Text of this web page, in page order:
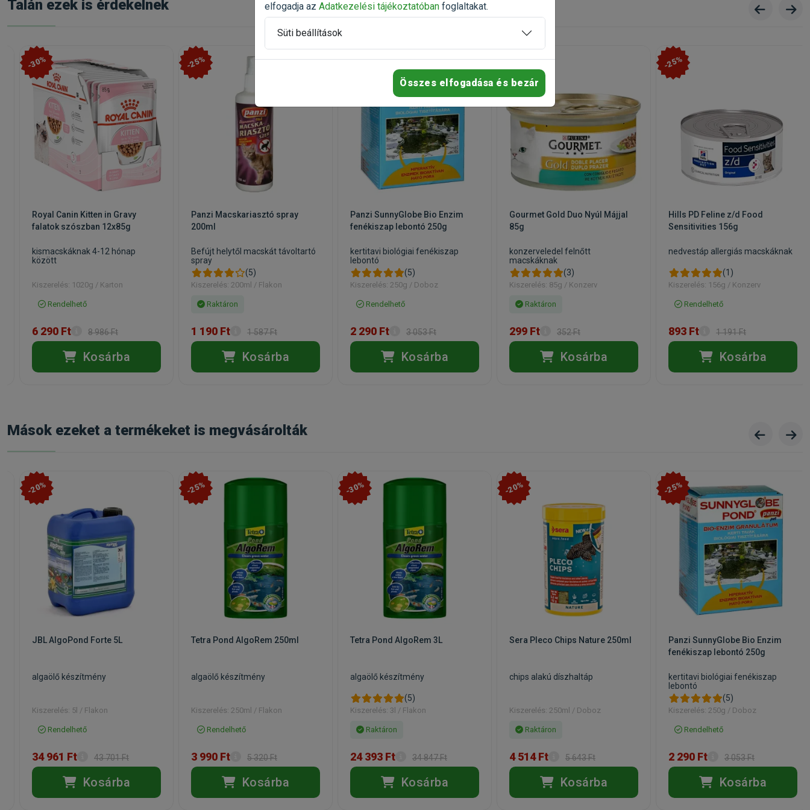
Talán ezek is érdekelnek
-30%
Royal Canin Kitten in Gravy
falatok szószban 12x85g
kismacskáknak 4-12 hónap
között
Kiszerelés: 1020g / Karton
Rendelhető
6 290 Ft 8 986 Ft
Kosárba
-25%
Panzi Macskariasztó spray
200ml
Befújt helytől macskát távoltartó
spray
(5)
Kiszerelés: 200ml / Flakon
Raktáron
1 190 Ft 1 587 Ft
Kosárba
-25%
Panzi SunnyGlobe Bio Enzim
fenékiszap lebontó 250g
kertitavi biológiai fenékiszap
lebontó
(5)
Kiszerelés: 250g / Doboz
Rendelhető
2 290 Ft 3 053 Ft
Kosárba
-15%
Gourmet Gold Duo Nyúl Májjal
85g
konzerveledel felnőtt
macskáknak
(3)
Kiszerelés: 85g / Konzerv
Raktáron
299 Ft 352 Ft
Kosárba
-25%
Hills PD Feline z/d Food
Sensitivities 156g
nedvestáp allergiás macskáknak
(1)
Kiszerelés: 156g / Konzerv
Rendelhető
893 Ft 1 191 Ft
Kosárba
Mások ezeket a termékeket is megvásárolták
-20%
JBL AlgoPond Forte 5L
algaölő készítmény
Kiszerelés: 5l / Flakon
Rendelhető
34 961 Ft 43 701 Ft
Kosárba
-25%
Tetra Pond AlgoRem 250ml
algaölő készítmény
Kiszerelés: 250ml / Flakon
Rendelhető
3 990 Ft 5 320 Ft
Kosárba
-30%
Tetra Pond AlgoRem 3L
algaölő készítmény
(5)
Kiszerelés: 3l / Flakon
Raktáron
24 393 Ft 34 847 Ft
Kosárba
-20%
Sera Pleco Chips Nature 250ml
chips alakú díszhaltáp
Kiszerelés: 250ml / Doboz
Raktáron
4 514 Ft 5 643 Ft
Kosárba
-25%
Panzi SunnyGlobe Bio Enzim
fenékiszap lebontó 250g
kertitavi biológiai fenékiszap
lebontó
(5)
Kiszerelés: 250g / Doboz
Rendelhető
2 290 Ft 3 053 Ft
Kosárba
elfogadja az Adatkezelési tájékoztatóban foglaltakat.
Süti beállítások
Összes elfogadása és bezár